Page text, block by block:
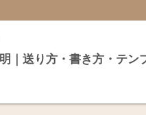
｜送り方・書き方・テン